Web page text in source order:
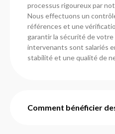
processus rigoureux par
Nous effectuons un
références et une
garantir la sécurité de votre
intervenants sont salariés
stabilité et une qualité de